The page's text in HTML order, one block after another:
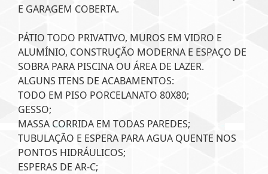
E GARAGEM COBERTA.
PÁTIO TODO PRIVATIVO, MUROS EM VIDRO E
ALUMÍNIO, CONSTRUÇÃO MODERNA E ESPAÇO DE
SOBRA PARA PISCINA OU ÁREA DE LAZER.
ALGUNS ITENS DE ACABAMENTOS:
TODO EM PISO PORCELANATO 80X80;
GESSO;
MASSA CORRIDA EM TODAS PAREDES;
TUBULAÇÃO E ESPERA PARA AGUA QUENTE NOS
PONTOS HIDRÁULICOS;
ESPERAS DE AR-C;